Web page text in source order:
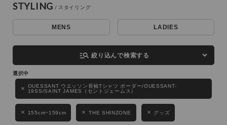
キーワード
性別
STYLING
MENS LADIES
manage_search 絞り込んで検索する
OUESSANT ウエッソン長袖Tシャツ ボーダー/OUESSANT-
19SS/SAINT JAMES（セントジェームス）
155cm~159cm THE SHINZONE グッズ